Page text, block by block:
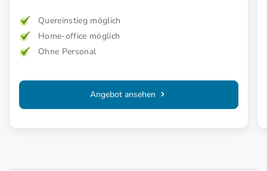
Quereinstieg möglich
Home-office möglich
Ohne Personal
Angebot ansehen